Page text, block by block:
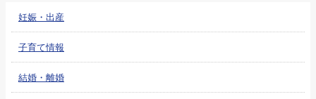
妊娠・出産
子育て情報
結婚・離婚